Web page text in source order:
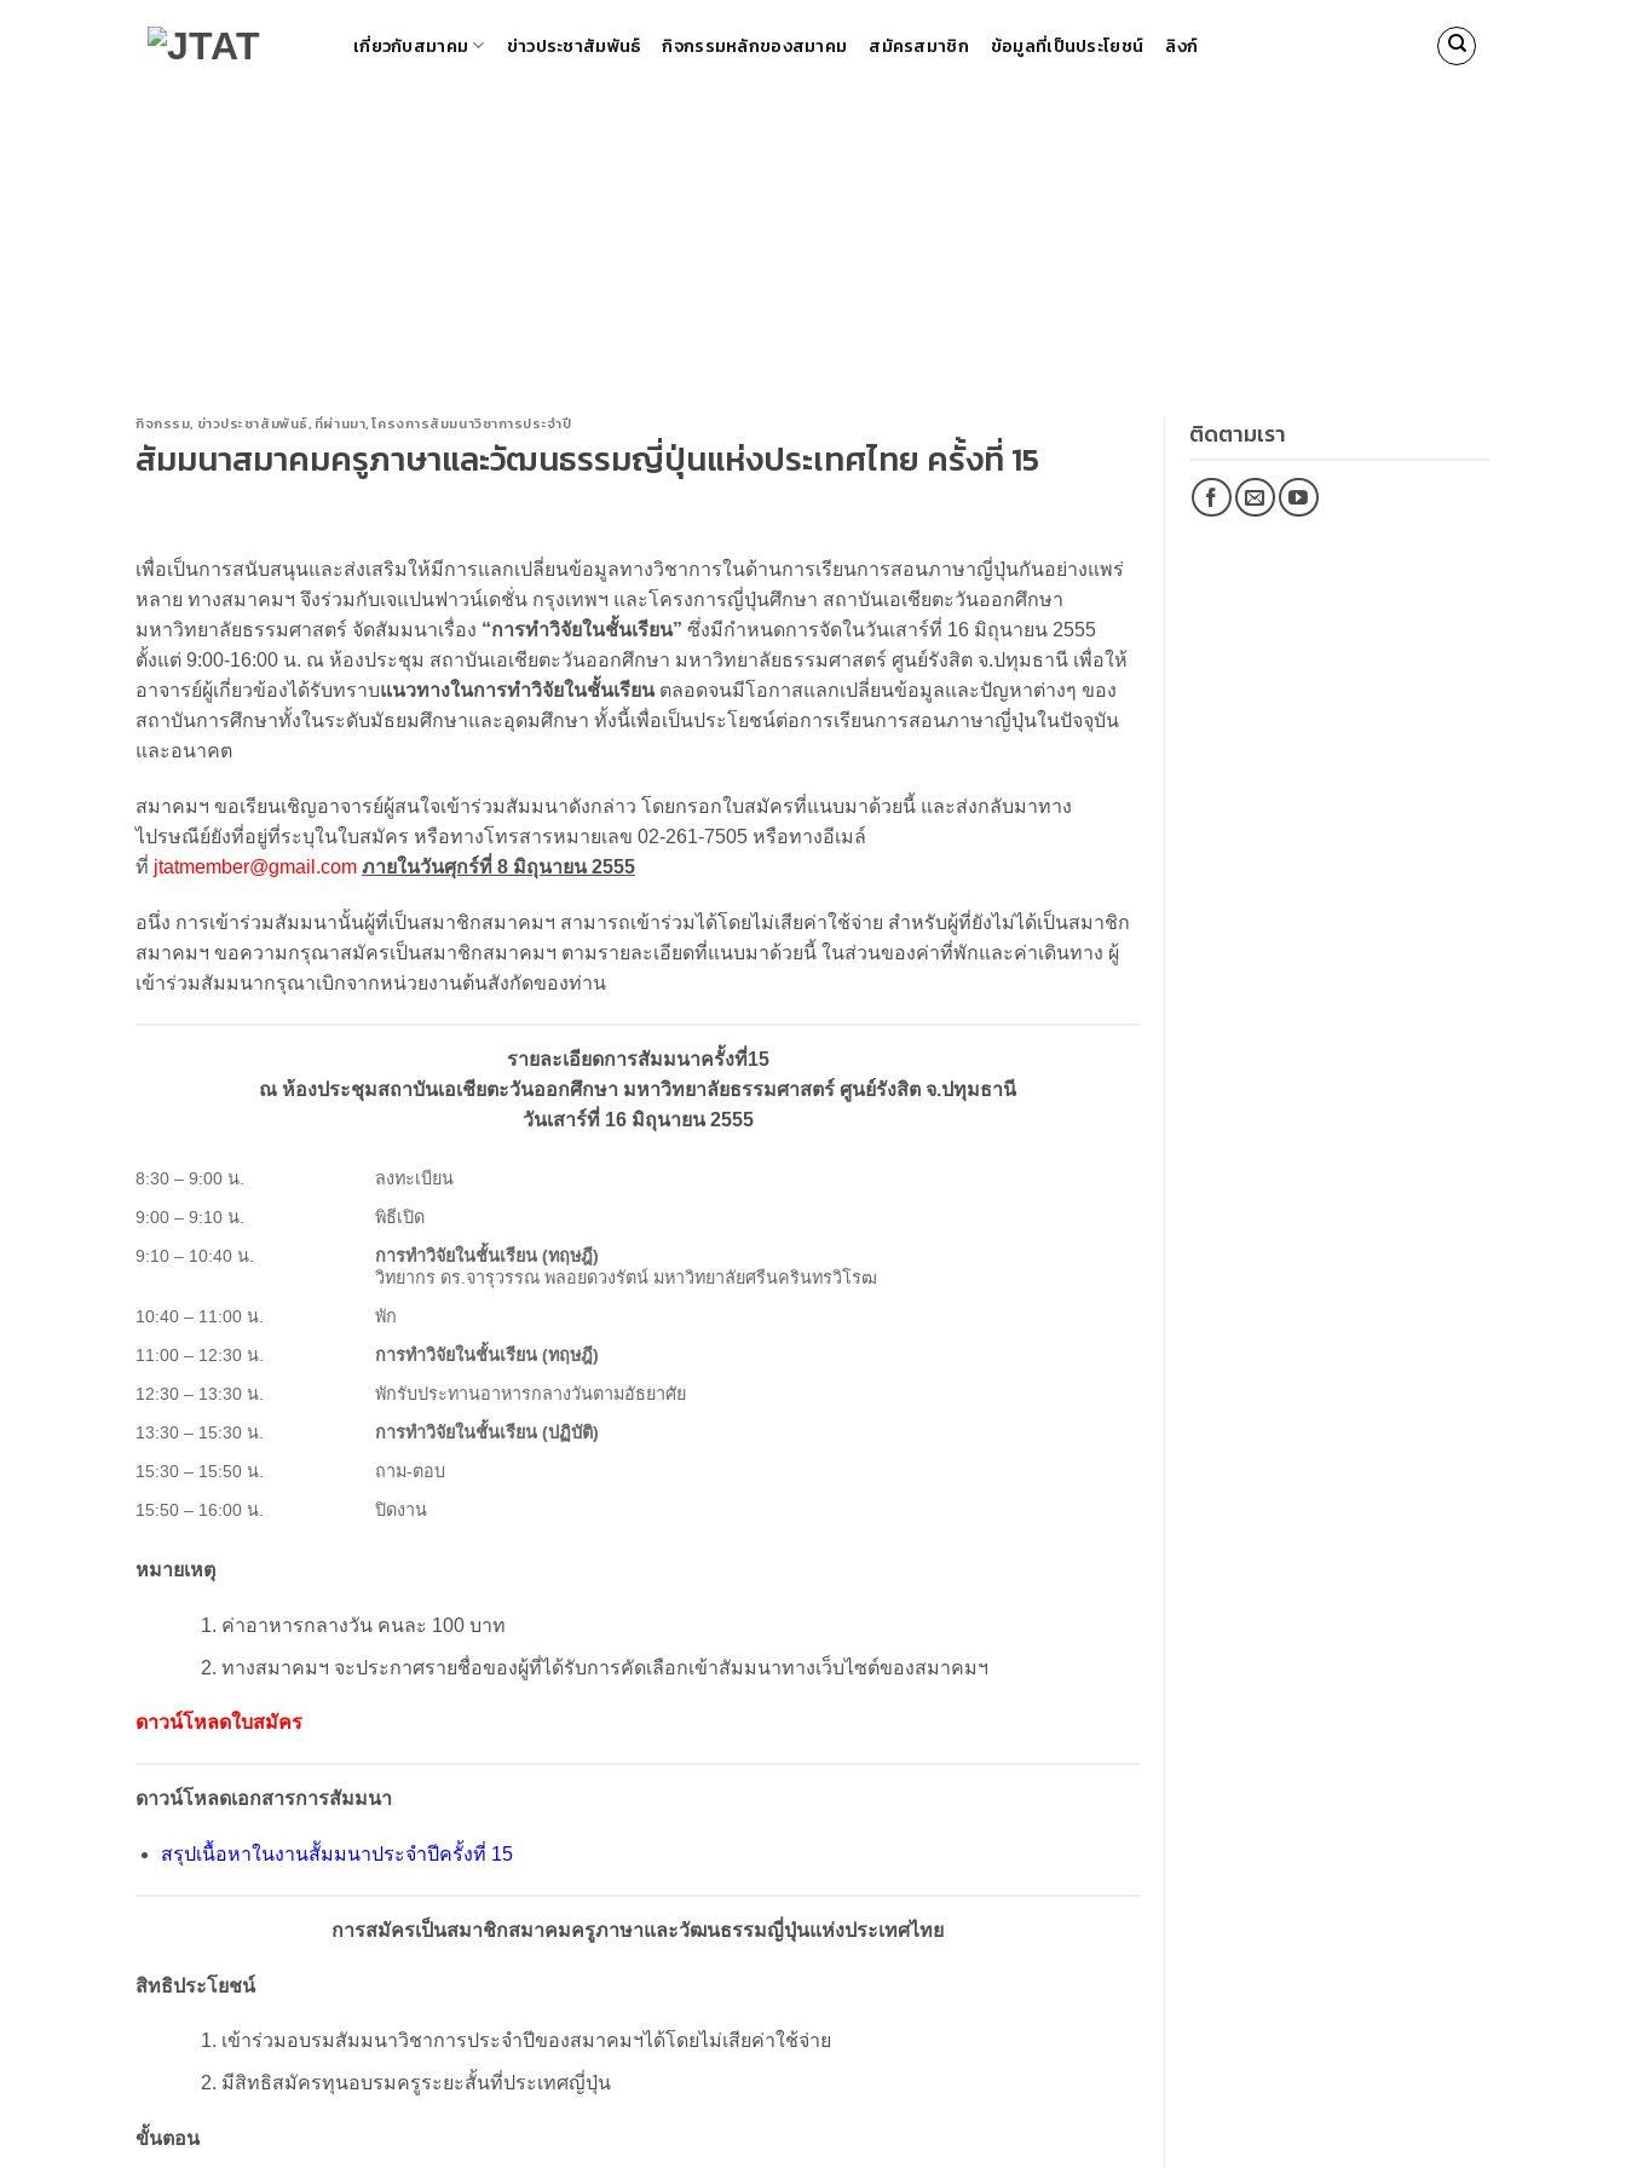
เกี่ยวกับสมาคม ข่าวประชาสัมพันธ์ กิจกรรมหลักของสมาคม สมัครสมาชิก ข้อมูลที่เป็นประโยชน์ ลิงก์
กิจกรรม, ข่าวประชาสัมพันธ์, ที่ผ่านมา,โครงการสัมมนาวิชาการประจำปี
สัมมนาสมาคมครูภาษาและวัฒนธรรมญี่ปุ่นแห่งประเทศไทย ครั้งที่ 15
เพื่อเป็นการสนับสนุนและส่งเสริมให้มีการแลกเปลี่ยนข้อมูลทางวิชาการในด้านการเรียนการสอนภาษาญี่ปุ่นกันอย่างแพร่
หลาย ทางสมาคมฯ จึงร่วมกับเจแปนฟาวน์เดชั่น กรุงเทพฯ และโครงการญี่ปุ่นศึกษา สถาบันเอเชียตะวันออกศึกษา
มหาวิทยาลัยธรรมศาสตร์ จัดสัมมนาเรื่อง “การทำวิจัยในชั้นเรียน” ซึ่งมีกำหนดการจัดในวันเสาร์ที่ 16 มิถุนายน 2555
ตั้งแต่ 9:00-16:00 น. ณ ห้องประชุม สถาบันเอเชียตะวันออกศึกษา มหาวิทยาลัยธรรมศาสตร์ ศูนย์รังสิต จ.ปทุมธานี เพื่อให้
อาจารย์ผู้เกี่ยวข้องได้รับทราบแนวทางในการทำวิจัยในชั้นเรียนตลอดจนมีโอกาสแลกเปลี่ยนข้อมูลและปัญหาต่างๆ ของ
สถาบันการศึกษาทั้งในระดับมัธยมศึกษาและอุดมศึกษา ทั้งนี้เพื่อเป็นประโยชน์ต่อการเรียนการสอนภาษาญี่ปุ่นในปัจจุบัน
และอนาคต
สมาคมฯ ขอเรียนเชิญอาจารย์ผู้สนใจเข้าร่วมสัมมนาดังกล่าว โดยกรอกใบสมัครที่แนบมาด้วยนี้ และส่งกลับมาทาง
ไปรษณีย์ยังที่อยู่ที่ระบุในใบสมัคร หรือทางโทรสารหมายเลข 02-261-7505 หรือทางอีเมล์
ที่ jtatmember@gmail.com ภายในวันศุกร์ที่ 8 มิถุนายน 2555
อนึ่ง การเข้าร่วมสัมมนานั้นผู้ที่เป็นสมาชิกสมาคมฯ สามารถเข้าร่วมได้โดยไม่เสียค่าใช้จ่าย สำหรับผู้ที่ยังไม่ได้เป็นสมาชิก
สมาคมฯ ขอความกรุณาสมัครเป็นสมาชิกสมาคมฯ ตามรายละเอียดที่แนบมาด้วยนี้ ในส่วนของค่าที่พักและค่าเดินทาง ผู้
เข้าร่วมสัมมนากรุณาเบิกจากหน่วยงานต้นสังกัดของท่าน
รายละเอียดการสัมมนาครั้งที่15
ณ ห้องประชุมสถาบันเอเชียตะวันออกศึกษา มหาวิทยาลัยธรรมศาสตร์ ศูนย์รังสิต จ.ปทุมธานี
วันเสาร์ที่ 16 มิถุนายน 2555
8:30 – 9:00 น.
ลงทะเบียน
9:00 – 9:10 น.
พิธีเปิด
9:10 – 10:40 น.
การทำวิจัยในชั้นเรียน (ทฤษฎี)
วิทยากร ดร.จารุวรรณ พลอยดวงรัตน์ มหาวิทยาลัยศรีนครินทรวิโรฒ
10:40 – 11:00 น.
พัก
11:00 – 12:30 น.
การทำวิจัยในชั้นเรียน (ทฤษฎี)
12:30 – 13:30 น.
พักรับประทานอาหารกลางวันตามอัธยาศัย
13:30 – 15:30 น.
การทำวิจัยในชั้นเรียน (ปฏิบัติ)
15:30 – 15:50 น.
ถาม-ตอบ
15:50 – 16:00 น.
ปิดงาน
หมายเหตุ
ค่าอาหารกลางวัน คนละ 100 บาท
ทางสมาคมฯ จะประกาศรายชื่อของผู้ที่ได้รับการคัดเลือกเข้าสัมมนาทางเว็บไซต์ของสมาคมฯ
ดาวน์โหลดใบสมัคร
ดาวน์โหลดเอกสารการสัมมนา
สรุปเนื้อหาในงานสััมมนาประจำปีครั้งที่ 15
การสมัครเป็นสมาชิกสมาคมครูภาษาและวัฒนธรรมญี่ปุ่นแห่งประเทศไทย
สิทธิประโยชน์
เข้าร่วมอบรมสัมมนาวิชาการประจำปีของสมาคมฯได้โดยไม่เสียค่าใช้จ่าย
มีสิทธิสมัครทุนอบรมครูระยะสั้นที่ประเทศญี่ปุ่น
ขั้นตอน
ติดตามเรา